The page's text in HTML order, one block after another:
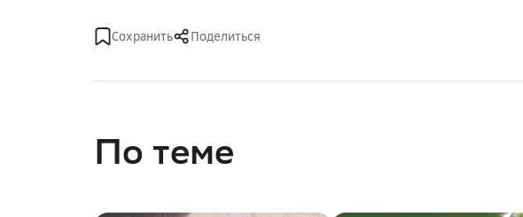
Сохранить Поделиться
По теме